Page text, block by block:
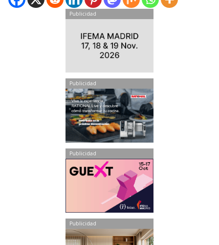
Publicidad
Publicidad
Publicidad
Publicidad